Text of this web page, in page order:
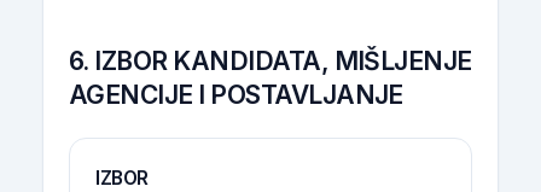
6. IZBOR KANDIDATA, MIŠLJENJE
AGENCIJE I POSTAVLJANJE
IZBOR